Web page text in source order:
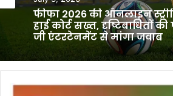
फीफा 2026 की ऑनलाइन
हाई कोर्ट सख्त, दृष्टिबाधितों
जी एंटरटेनमेंट से मांगा जवाब
Google